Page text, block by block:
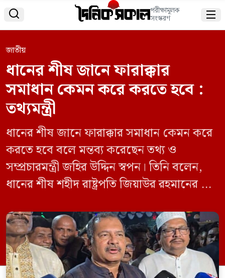
 পরীক্ষামূলক
সংস্করণ 
জাতীয়
ধানের শীষ জানে ফারাক্কার
সমাধান কেমন করে করতে হবে :
তথ্যমন্ত্রী
ধানের শীষ জানে ফারাক্কার সমাধান কেমন করে
করতে হবে বলে মন্তব্য করেছেন তথ্য ও
সম্প্রচারমন্ত্রী জহির উদ্দিন স্বপন। তিনি বলেন,
ধানের শীষ শহীদ রাষ্ট্রপতি জিয়াউর রহমানের হাত
রহমানের হাতে ধানের শীষ। শনিবার (১৬ মে)
বিকেলে কেন্দ্রীয় শহীদ মিনারে ফারাক্কা লং মার্চের
৫০ বছর পূর্তি উপলক্ষে আয়োজিত এক
আলোচনা […]